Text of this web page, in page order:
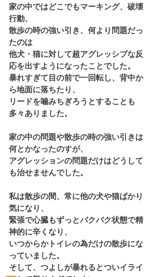
家の中ではどこでもマーキング、破壊
行動、
散歩の時の強い引き、何より問題だっ
たのは
他犬・猫に対して超アグレッシブな反
応を出すようになったことでした。
暴れすぎて目の前で一回転し、背中か
ら地面に落ちたり、
リードを噛みちぎろうとすることも
多々ありました。
家の中の問題や散歩の時の強い引きは
何とかなったのすが、
アグレッションの問題だけはどうして
も治せませんでした。
私は散歩の間、常に他の犬や猫ばかり
気になり、
緊張で心臓もずっとバクバク状態で精
神的に辛くなり、
いつからかトイレの為だけの散歩にな
っていました。
そして、つよしが暴れるとついイライ